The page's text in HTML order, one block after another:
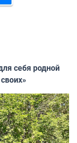
себя родной